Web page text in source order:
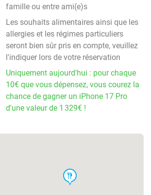
famille ou entre ami(e)s
Les souhaits alimentaires ainsi que les
allergies et les régimes particuliers
seront bien sûr pris en compte, veuillez
l'indiquer lors de votre réservation
Uniquement aujourd'hui : pour chaque
10€ que vous dépensez, vous courez la
chance de gagner un iPhone 17 Pro
d'une valeur de 1 329€ !
food